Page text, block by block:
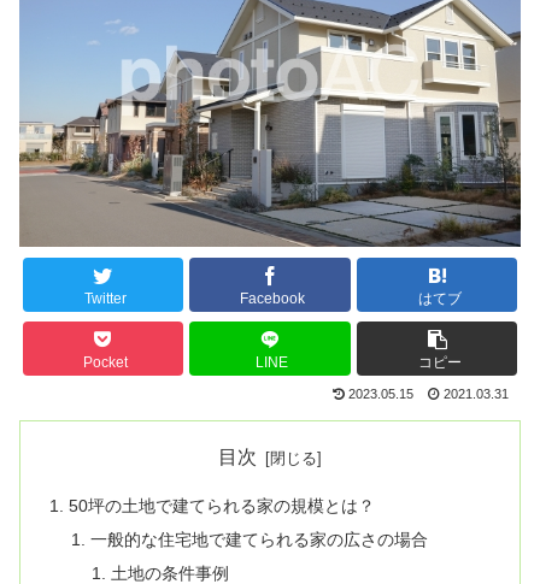
Twitter Facebook はてブ
Pocket LINE コピー
2023.05.15 2021.03.31
目次
50坪の土地で建てられる家の規模とは？
一般的な住宅地で建てられる家の広さの場合
土地の条件事例